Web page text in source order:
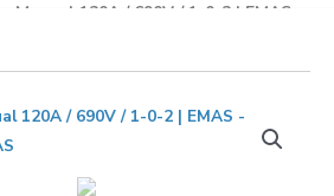
Manual 120A / 690V / 1-0-2 | EMAS